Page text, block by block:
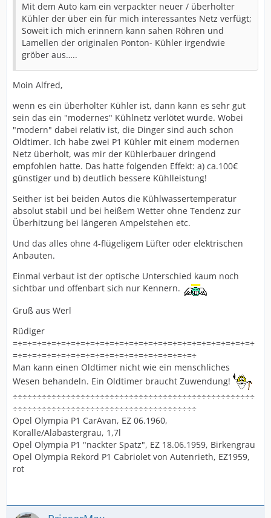
Mit dem Auto kam ein verpackter neuer / überholter
Kühler der über ein für mich interessantes Netz verfügt;
Soweit ich mich erinnern kann sahen Röhren und
Lamellen der originalen Ponton- Kühler irgendwie
gröber aus…..
Moin Alfred,
wenn es ein überholter Kühler ist, dann kann es sehr gut
sein das ein "modernes" Kühlnetz verlötet wurde. Wobei
"modern" dabei relativ ist, die Dinger sind auch schon
Oldtimer. Ich habe zwei P1 Kühler mit einem modernen
Netz überholt, was mir der Kühlerbauer dringend
empfohlen hatte. Das hatte folgenden Effekt: a) ca.100€
günstiger und b) deutlich bessere Kühlleistung!
Seither ist bei beiden Autos die Kühlwassertemperatur
absolut stabil und bei heißem Wetter ohne Tendenz zur
Überhitzung bei längeren Ampelstehen etc.
Und das alles ohne 4-flügeligem Lüfter oder elektrischen
Anbauten.
Einmal verbaut ist der optische Unterschied kaum noch
sichtbar und offenbart sich nur Kennern.
Gruß aus Werl
Rüdiger
=÷=÷=÷=÷=÷=÷=÷=÷=÷=÷=÷=÷=÷=÷=÷=÷=÷=÷=÷=÷=÷=÷=÷=÷=÷
=÷=÷=÷=÷=÷=÷=÷=÷=÷=÷=÷=÷=÷=÷=÷=÷=÷=÷=÷
Man kann einen Oldtimer nicht wie ein menschliches
Wesen behandeln. Ein Oldtimer braucht Zuwendung!
÷÷÷÷÷÷÷÷÷÷÷÷÷÷÷÷÷÷÷÷÷÷÷÷÷÷÷÷÷÷÷÷÷÷÷÷÷÷÷÷÷÷÷÷÷÷÷÷÷÷
÷÷÷÷÷÷÷÷÷÷÷÷÷÷÷÷÷÷÷÷÷÷÷÷÷÷÷÷÷÷÷÷÷÷÷÷÷÷
Opel Olympia P1 CarAvan, EZ 06.1960,
Koralle/Alabastergrau, 1,7l
Opel Olympia P1 "nackter Spatz", EZ 18.06.1959, Birkengrau
Opel Olympia Rekord P1 Cabriolet von Autenrieth, EZ1959,
rot